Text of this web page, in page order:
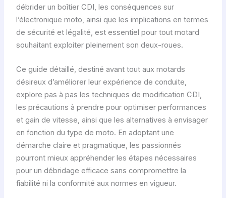
débrider un boîtier CDI, les conséquences sur
l’électronique moto, ainsi que les implications en termes
de sécurité et légalité, est essentiel pour tout motard
souhaitant exploiter pleinement son deux-roues.
Ce guide détaillé, destiné avant tout aux motards
désireux d’améliorer leur expérience de conduite,
explore pas à pas les techniques de modification CDI,
les précautions à prendre pour optimiser performances
et gain de vitesse, ainsi que les alternatives à envisager
en fonction du type de moto. En adoptant une
démarche claire et pragmatique, les passionnés
pourront mieux appréhender les étapes nécessaires
pour un débridage efficace sans compromettre la
fiabilité ni la conformité aux normes en vigueur.